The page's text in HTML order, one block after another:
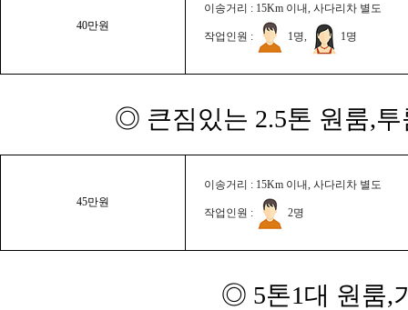
40만원
이송거리 : 15Km 이내, 사다리차 별도
작업인원 : 1명, 1명
◎ 큰짐있는 2.5톤 원룸,
45만원
이송거리 : 15Km 이내, 사다리차 별도
작업인원 : 2명
◎ 5톤1대 원룸,